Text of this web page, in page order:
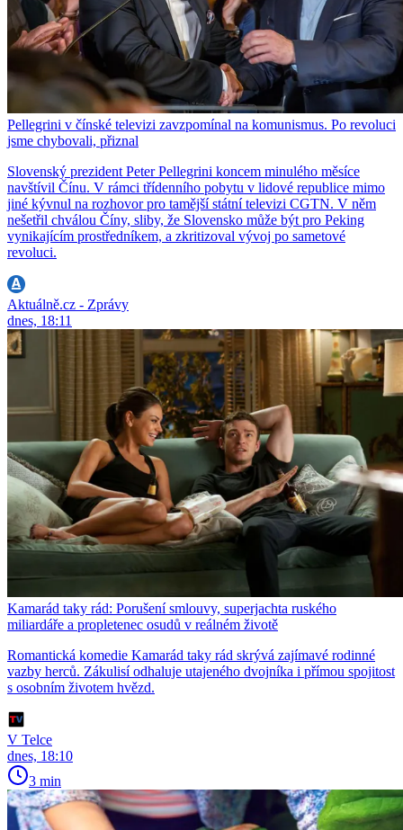
Pellegrini v čínské televizi zavzpomínal na komunismus. Po revoluci
jsme chybovali, přiznal
Slovenský prezident Peter Pellegrini koncem minulého měsíce
navštívil Čínu. V rámci třídenního pobytu v lidové republice mimo
jiné kývnul na rozhovor pro tamější státní televizi CGTN. V něm
nešetřil chválou Číny, sliby, že Slovensko může být pro Peking
vynikajícím prostředníkem, a zkritizoval vývoj po sametové
revoluci.
Aktuálně.cz - Zprávy
dnes, 18:11
Kamarád taky rád: Porušení smlouvy, superjachta ruského
miliardáře a propletenec osudů v reálném životě
Romantická komedie Kamarád taky rád skrývá zajímavé rodinné
vazby herců. Zákulisí odhaluje utajeného dvojníka i přímou spojitost
s osobním životem hvězd.
V Telce
dnes, 18:10
3 min